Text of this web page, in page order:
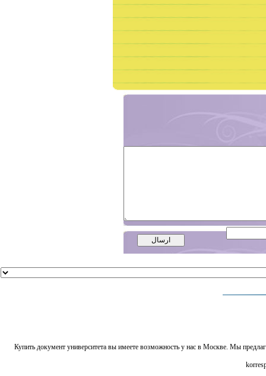
Купить документ университета вы имеете возможность у нас в Москве. Мы